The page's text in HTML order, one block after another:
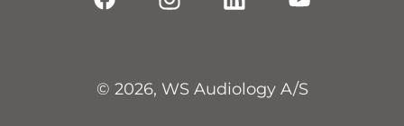
© 2026, WS Audiology A/S